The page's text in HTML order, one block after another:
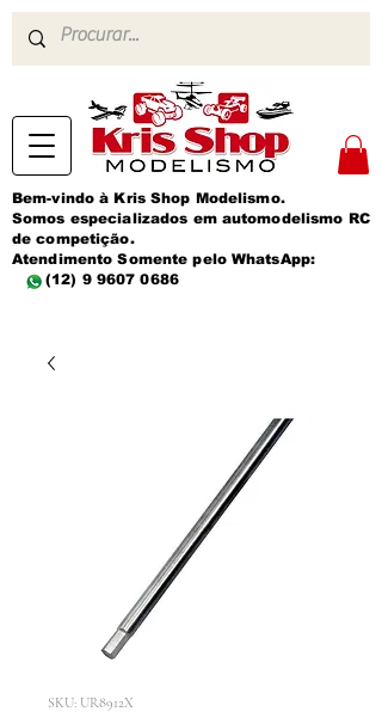
Bem-vindo à Kris Shop Modelismo.
Somos especializados em automodelismo RC
de competição.
Atendimento Somente pelo WhatsApp:
(12) 9 9607 0686
SKU: UR8912X